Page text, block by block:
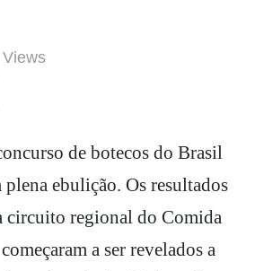
plena ebulição. Os resultados
circuito regional do Comida
a ser revelados a